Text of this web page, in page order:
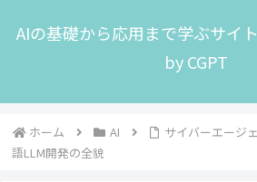
AIの基礎から応用まで学ぶサイ
by CGPT
ホーム AI
サイバーエージ
語LLM開発の全貌